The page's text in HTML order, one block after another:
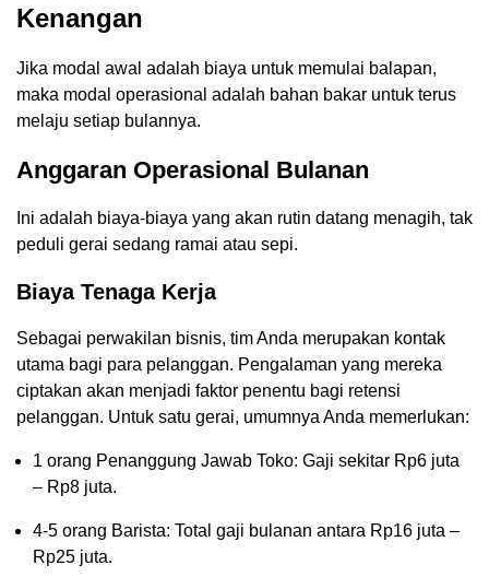
Kenangan
Jika modal awal adalah biaya untuk memulai balapan,
maka modal operasional adalah bahan bakar untuk terus
melaju setiap bulannya.
Anggaran Operasional Bulanan
Ini adalah biaya-biaya yang akan rutin datang menagih, tak
peduli gerai sedang ramai atau sepi.
Biaya Tenaga Kerja
Sebagai perwakilan bisnis, tim Anda merupakan kontak
utama bagi para pelanggan. Pengalaman yang mereka
ciptakan akan menjadi faktor penentu bagi retensi
pelanggan. Untuk satu gerai, umumnya Anda memerlukan:
1 orang Penanggung Jawab Toko: Gaji sekitar Rp6 juta
– Rp8 juta.
4-5 orang Barista: Total gaji bulanan antara Rp16 juta –
Rp25 juta.